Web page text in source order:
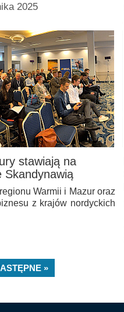
2025
stawiają na
Skandynawią
Warmii i Mazur oraz
z krajów nordyckich
»